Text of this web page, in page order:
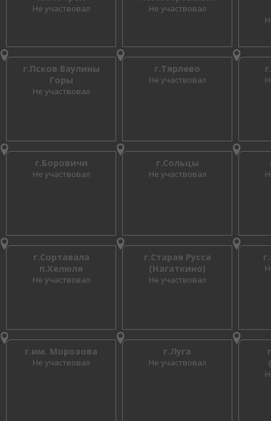
Не участвовал Не участвовал
г.Псков Ваулины
Горы
Не участвовал
г.Тярлево
Не участвовал
г.Боровичи
Не участвовал
г.Сольцы
Не участвовал
г.Сортавала
п.Хелюля
Не участвовал
г.Старая Русса
(Нагаткино)
Не участвовал
г.им. Морозова
Не участвовал
г.Луга
Не участвовал